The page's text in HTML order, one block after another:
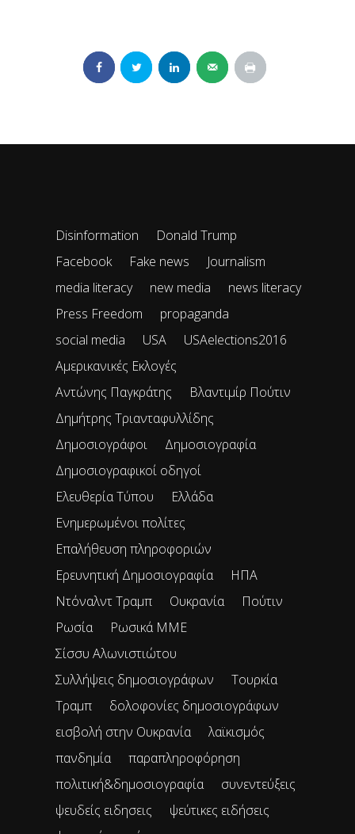
Disinformation
Donald Trump
Facebook
Fake news
Journalism
media literacy
new media
news literacy
Press Freedom
propaganda
social media
USA
USAelections2016
Αμερικανικές Εκλογές
Αντώνης Παγκράτης
Βλαντιμίρ Πούτιν
Δημήτρης Τριανταφυλλίδης
Δημοσιογράφοι
Δημοσιογραφία
Δημοσιογραφικοί οδηγοί
Ελευθερία Τύπου
Ελλάδα
Ενημερωμένοι πολίτες
Επαλήθευση πληροφοριών
Ερευνητική Δημοσιογραφία
ΗΠΑ
Ντόναλντ Τραμπ
Ουκρανία
Πούτιν
Ρωσία
Ρωσικά ΜΜΕ
Σίσσυ Αλωνιστιώτου
Συλλήψεις δημοσιογράφων
Τουρκία
Τραμπ
δολοφονίες δημοσιογράφων
εισβολή στην Ουκρανία
λαϊκισμός
πανδημία
παραπληροφόρηση
πολιτική&δημοσιογραφία
συνεντεύξεις
ψευδείς ειδησεις
ψεύτικες ειδήσεις